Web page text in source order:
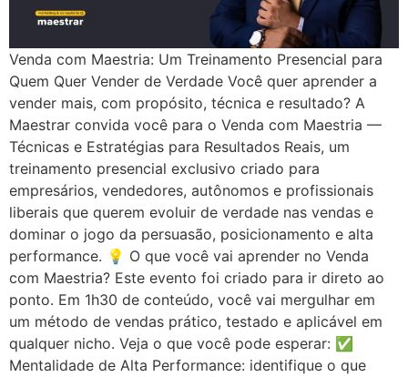
Venda com Maestria: Um Treinamento Presencial para
Quem Quer Vender de Verdade Você quer aprender a
vender mais, com propósito, técnica e resultado? A
Maestrar convida você para o Venda com Maestria —
Técnicas e Estratégias para Resultados Reais, um
treinamento presencial exclusivo criado para
empresários, vendedores, autônomos e profissionais
liberais que querem evoluir de verdade nas vendas e
dominar o jogo da persuasão, posicionamento e alta
performance. 💡 O que você vai aprender no Venda
com Maestria? Este evento foi criado para ir direto ao
ponto. Em 1h30 de conteúdo, você vai mergulhar em
um método de vendas prático, testado e aplicável em
qualquer nicho. Veja o que você pode esperar: ✅
Mentalidade de Alta Performance: identifique o que